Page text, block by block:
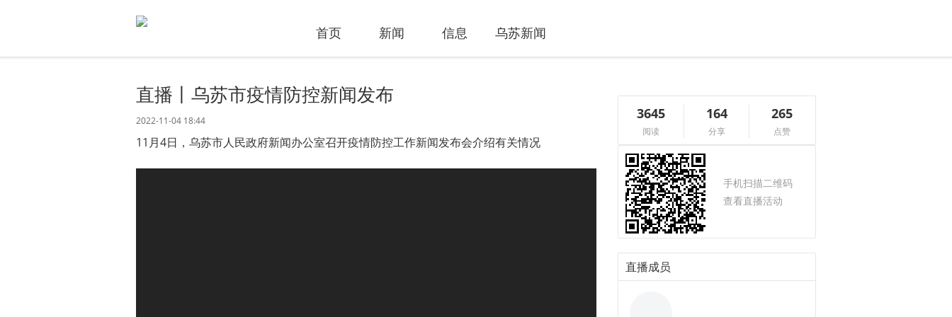
首页 新闻 信息 乌苏新闻
3645
阅读
164
分享
265
点赞
手机扫描二维码
查看直播活动
直播成员
直播丨乌苏市疫情防控新闻发布
2022-11-04 18:44
11月4日，乌苏市人民政府新闻办公室召开疫情防控工作新闻发布会介绍有关情况